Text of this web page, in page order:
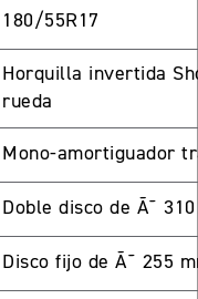
180/55R17
Horquilla invertida
rueda
Mono-amortiguador
Doble disco de Ã˜
Disco fijo de Ã˜ 255